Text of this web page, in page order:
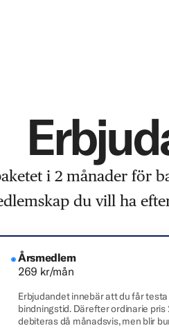
i 2 månader för
du vill ha
Årsmedlem
269 kr/mån
Erbjudandet innebär att du får
bindningstid. Därefter ordinarie
debiteras då månadsvis, men blir